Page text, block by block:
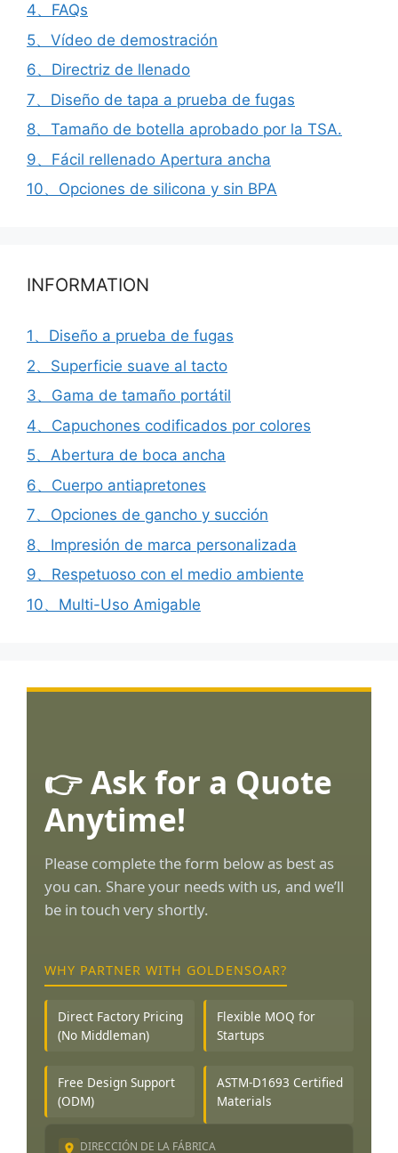
4、FAQs
5、Vídeo de demostración
6、Directriz de llenado
7、Diseño de tapa a prueba de fugas
8、Tamaño de botella aprobado por la TSA.
9、Fácil rellenado Apertura ancha
10、Opciones de silicona y sin BPA
INFORMATION
1、Diseño a prueba de fugas
2、Superficie suave al tacto
3、Gama de tamaño portátil
4、Capuchones codificados por colores
5、Abertura de boca ancha
6、Cuerpo antiapretones
7、Opciones de gancho y succión
8、Impresión de marca personalizada
9、Respetuoso con el medio ambiente
10、Multi-Uso Amigable
👉 Ask for a Quote
Anytime!
Please complete the form below as best as
you can. Share your needs with us, and we’ll
be in touch very shortly.
WHY PARTNER WITH GOLDENSOAR?
Direct Factory Pricing
(No Middleman)
Flexible MOQ for
Startups
Free Design Support
(ODM)
ASTM-D1693 Certified
Materials
DIRECCIÓN DE LA FÁBRICA